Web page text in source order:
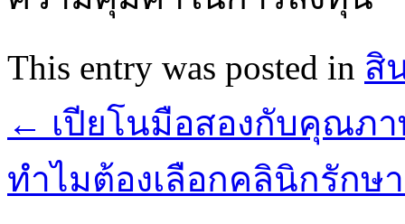
This entry was posted in สิ
← เปียโนมือสองกับคุณภา
ทำไมต้องเลือกคลินิกรักษ